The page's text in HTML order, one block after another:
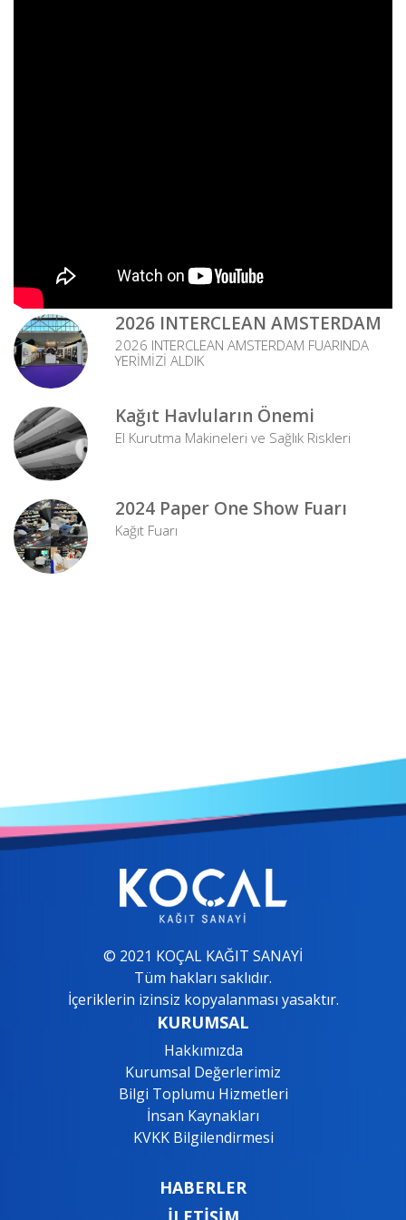
2026 INTERCLEAN AMSTERDAM
2026 INTERCLEAN AMSTERDAM FUARINDA
YERİMİZİ ALDIK
Kağıt Havluların Önemi
El Kurutma Makineleri ve Sağlık Riskleri
2024 Paper One Show Fuarı
Kağıt Fuarı
© 2021 KOÇAL KAĞIT SANAYİ
Tüm hakları saklıdır.
İçeriklerin izinsiz kopyalanması yasaktır.
KURUMSAL
Hakkımızda
Kurumsal Değerlerimiz
Bilgi Toplumu Hizmetleri
İnsan Kaynakları
KVKK Bilgilendirmesi
HABERLER